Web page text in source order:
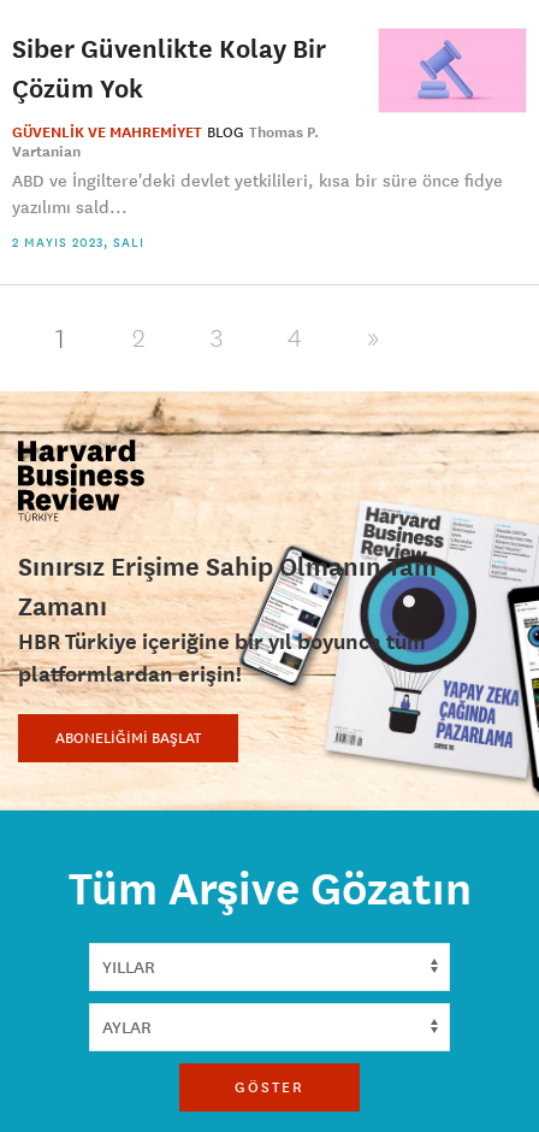
Siber Güvenlikte Kolay Bir
Çözüm Yok
GÜVENLİK VE MAHREMİYET BLOG Thomas P.
Vartanian
ABD ve İngiltere'deki devlet yetkilileri, kısa bir süre önce fidye
yazılımı sald...
2 MAYIS 2023, SALI
1 2 3 4 »
Sınırsız Erişime Sahip Olmanın Tam
Zamanı
HBR Türkiye içeriğine bir yıl boyunca tüm
platformlardan erişin!
ABONELİĞİMİ BAŞLAT
Tüm Arşive Gözatın
GÖSTER